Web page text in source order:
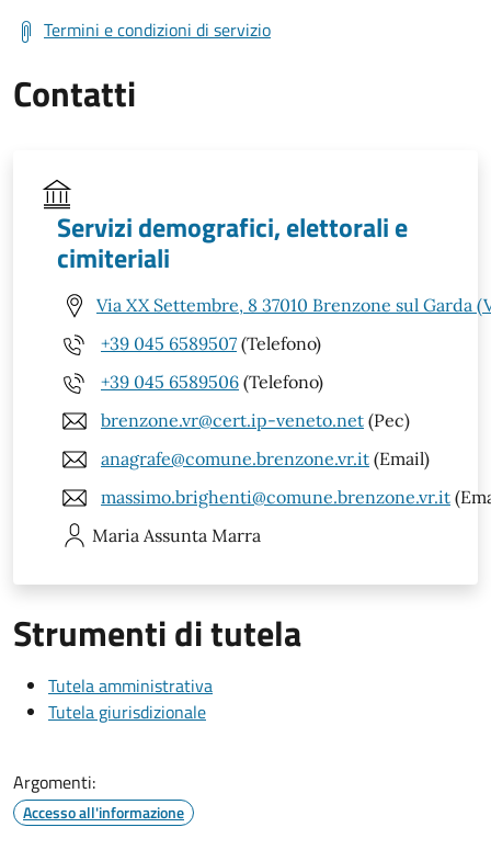
Termini e condizioni di servizio
Contatti
Servizi demografici, elettorali e
cimiteriali
Via XX Settembre, 8 37010 Brenzone sul Garda
+39 045 6589507 (Telefono)
+39 045 6589506 (Telefono)
brenzone.vr@cert.ip-veneto.net (Pec)
anagrafe@comune.brenzone.vr.it (Email)
massimo.brighenti@comune.brenzone.vr.it
Maria Assunta Marra
Strumenti di tutela
Tutela amministrativa
Tutela giurisdizionale
Argomenti:
Accesso all'informazione